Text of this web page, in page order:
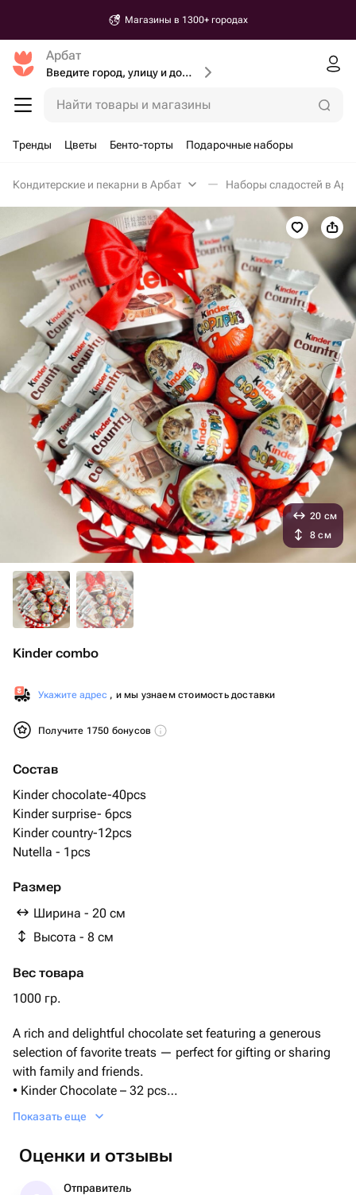
Магазины в 1300+ городах
Арбат
Введите город, улицу и дом доставки
Найти товары и магазины
Тренды Цветы Бенто-торты Подарочные наборы
Кондитерские и пекарни в Арбат Наборы сладостей в
Kinder combo
Укажите адрес , и мы узнаем стоимость доставки
Получите 1750 бонусов
Состав
Kinder chocolate-40pcs
Kinder surprise- 6pcs
Kinder country-12pcs
Nutella - 1pcs
Размер
Ширина - 20 см
Высота - 8 см
Вес товара
1000 гр.
20 см
8 см
A rich and delightful chocolate set featuring a generous
selection of favorite treats — perfect for gifting or sharing
with family and friends.
• Kinder Chocolate – 32 pcs
• Kinder Surprise – 5 pcs
A perfect combination of smooth milk chocolate, fun
surprise eggs, and creamy hazelnut spread — ideal for
Показать еще
Оценки и отзывы
Отправитель